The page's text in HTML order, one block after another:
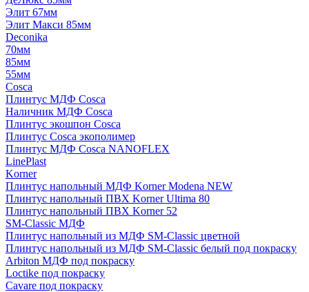
Элит 67мм
Элит Макси 85мм
Deconika
70мм
85мм
55мм
Cosca
Плинтус МДФ Cosca
Наличник МДФ Cosca
Плинтус экошпон Cosca
Плинтус Cosca экополимер
Плинтус МДФ Cosca NANOFLEX
LinePlast
Korner
Плинтус напольный МДФ Korner Modena NEW
Плинтус напольный ПВХ Korner Ultima 80
Плинтус напольный ПВХ Korner 52
SM-Classic МДФ
Плинтус напольный из МДФ SM-Classic цветной
Плинтус напольный из МДФ SM-Classic белый под покраску
Arbiton МДФ под покраску
Loctike под покраску
Cavare под покраску